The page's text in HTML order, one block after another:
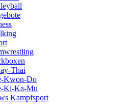
Thai
Kwon-Do
Ki-Ka-Mu
Kampfsport